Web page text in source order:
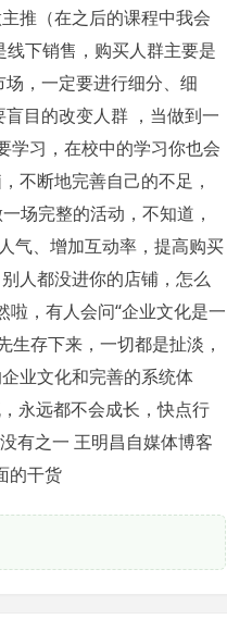
推（在之后的课程中我会
下销售，购买人群主要是
，一定要进行细分、细
目的改变人群 ，当做到一
学习，在校中的学习你也会
不断地完善自己的不足，
场完整的活动，不知道，
气、增加互动率，提高购买
人都没进你的店铺，怎么
，有人会问“企业文化是一
存下来，一切都是扯淡，
业文化和完善的系统体
永远都不会成长，快点行
有之一 王明昌自媒体博客
的干货